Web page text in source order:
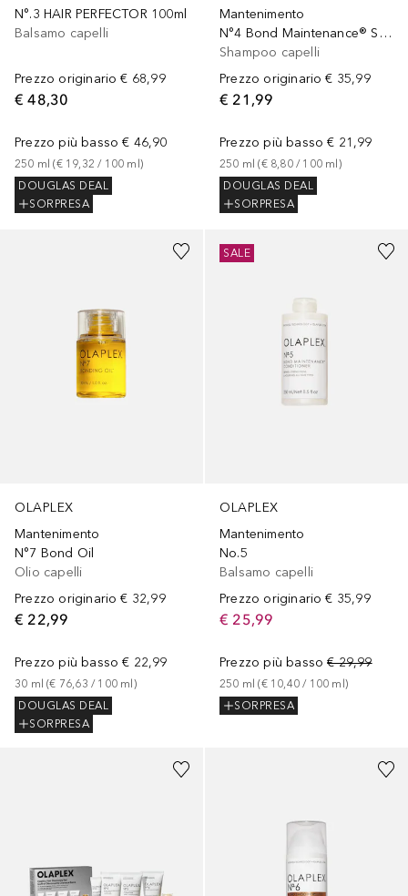
N°.3 HAIR PERFECTOR 100ml
Balsamo capelli
Prezzo originario € 68,99
€ 48,30
Prezzo più basso € 46,90
250 ml (€ 19,32 / 100 ml )
DOUGLAS DEAL
SORPRESA
Mantenimento
N°4 Bond Maintenance® Shampoo
Shampoo capelli
Prezzo originario € 35,99
€ 21,99
Prezzo più basso € 21,99
250 ml (€ 8,80 / 100 ml )
DOUGLAS DEAL
SORPRESA
OLAPLEX
Mantenimento
N°7 Bond Oil
Olio capelli
Prezzo originario € 32,99
€ 22,99
Prezzo più basso € 22,99
30 ml (€ 76,63 / 100 ml )
DOUGLAS DEAL
SORPRESA
OLAPLEX
Mantenimento
No.5
Balsamo capelli
Prezzo originario € 35,99
€ 25,99
Prezzo più basso € 29,99
250 ml (€ 10,40 / 100 ml )
SORPRESA
SALE